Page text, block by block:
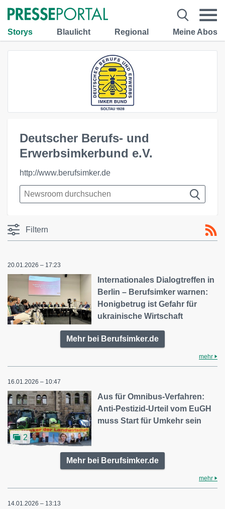
Storys Blaulicht Regional Meine Abos
Deutscher Berufs- und
Erwerbsimkerbund e.V.
http://www.berufsimker.de
Filtern
20.01.2026 – 17:23
Internationales Dialogtreffen in
Berlin – Berufsimker warnen:
Honigbetrug ist Gefahr für
ukrainische Wirtschaft
Mehr bei Berufsimker.de
mehr
16.01.2026 – 10:47
2
Aus für Omnibus-Verfahren:
Anti-Pestizid-Urteil vom EuGH
muss Start für Umkehr sein
Mehr bei Berufsimker.de
mehr
14.01.2026 – 13:13